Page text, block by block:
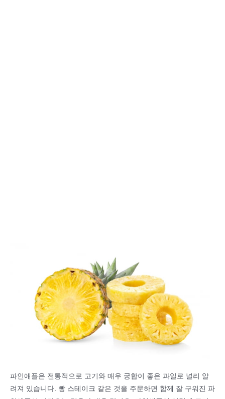
파인애플은 전통적으로 고기와 매우 궁합이 좋은 과일로 널리 알
려져 있습니다. 빵 스테이크 같은 것을 주문하면 함께 잘 구워진 파